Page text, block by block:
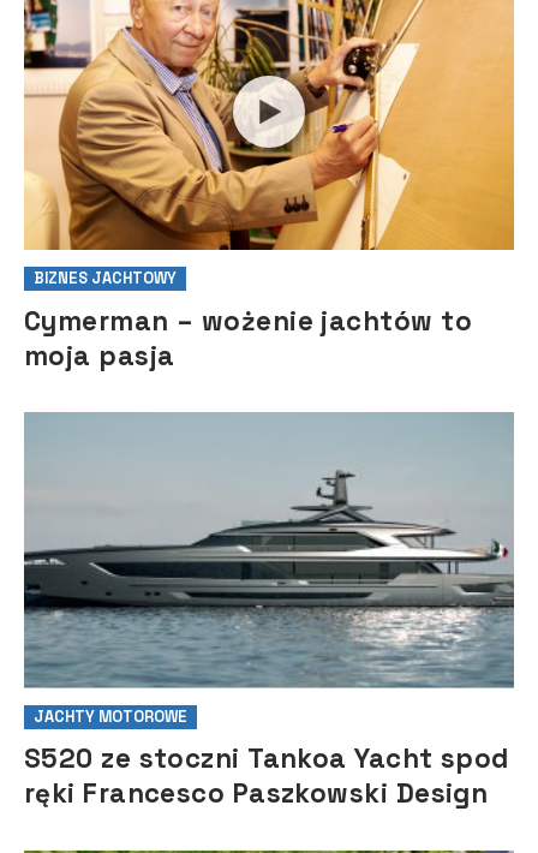
BIZNES JACHTOWY
Cymerman – wożenie jachtów to
moja pasja
JACHTY MOTOROWE
S520 ze stoczni Tankoa Yacht spod
ręki Francesco Paszkowski Design